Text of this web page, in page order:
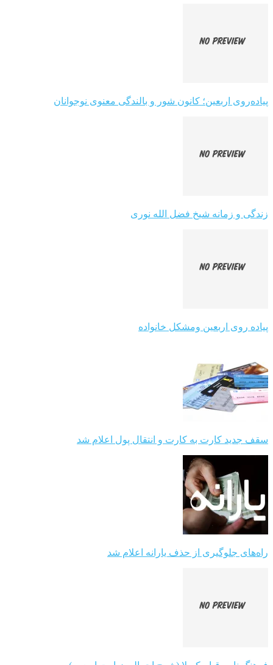
پیاده‌روی اربعین؛ کانون شور و بالندگی معنوی نوجوانان
زندگی و زمانه شیخ فضل الله نوری
پیاده روی اربعین ومشکل خانواده
سقف جدید کارت به کارت و انتقال پول اعلام شد
راه‌های جلوگیری از حذف یارانه اعلام شد